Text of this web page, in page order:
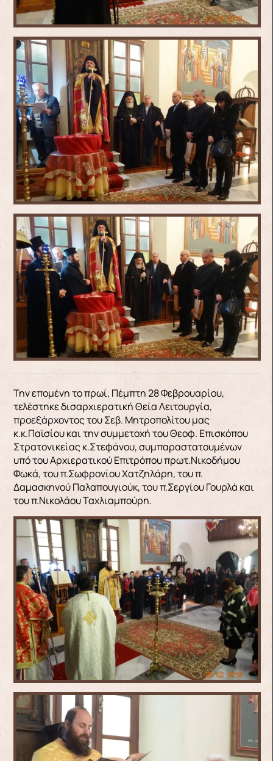
Την επομένη το πρωί, Πέμπτη 28 Φεβρουαρίου,
τελέστηκε δισαρχιερατική Θεία Λειτουργία,
προεξάρχοντος του Σεβ. Μητροπολίτου μας
κ.κ.Παϊσίου και την συμμετοχή του Θεοφ. Επισκόπου
Στρατονικείας κ.Στεφάνου, συμπαραστατουμένων
υπό του Αρχιερατικού Επιτρόπου πρωτ.Νικοδήμου
Φωκά, του π.Σωφρονίου Χατζηλάρη, του π.
Δαμασκηνού Παλαπουγιούκ, του π.Σεργίου Γουρλά και
του π.Νικολάου Ταχλιαμπούρη.